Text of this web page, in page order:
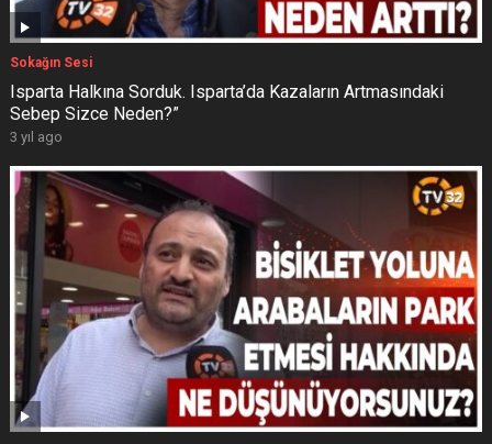
Sokağın Sesi
Isparta Halkına Sorduk. Isparta’da Kazaların Artmasındaki
Sebep Sizce Neden?”
3 yıl ago